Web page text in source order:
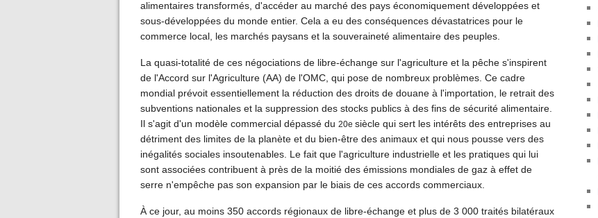
alimentaires transformés, d'accéder au marché des pays économiquement développées et
sous-développées du monde entier. Cela a eu des conséquences dévastatrices pour le
commerce local, les marchés paysans et la souveraineté alimentaire des peuples.
La quasi-totalité de ces négociations de libre-échange sur l'agriculture et la pêche s'inspirent
de l'Accord sur l'Agriculture (AA) de l'OMC, qui pose de nombreux problèmes. Ce cadre
mondial prévoit essentiellement la réduction des droits de douane à l'importation, le retrait des
subventions nationales et la suppression des stocks publics à des fins de sécurité alimentaire.
Il s'agit d'un modèle commercial dépassé du 20e siècle qui sert les intérêts des entreprises au
détriment des limites de la planète et du bien-être des animaux et qui nous pousse vers des
inégalités sociales insoutenables. Le fait que l'agriculture industrielle et les pratiques qui lui
sont associées contribuent à près de la moitié des émissions mondiales de gaz à effet de
serre n'empêche pas son expansion par le biais de ces accords commerciaux.
À ce jour, au moins 350 accords régionaux de libre-échange et plus de 3 000 traités bilatéraux